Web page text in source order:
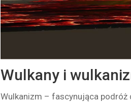
Wulkany i
Wulkanizm – fascynująca podróż